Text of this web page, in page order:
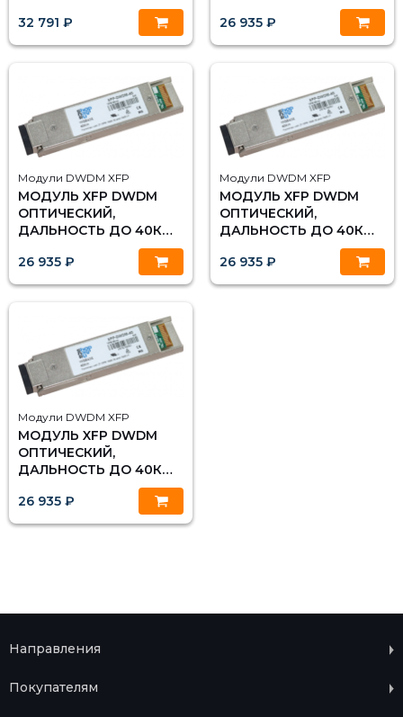
32 791 ₽
26 935 ₽
Модули DWDM XFP
МОДУЛЬ XFP DWDM
ОПТИЧЕСКИЙ,
ДАЛЬНОСТЬ ДО 40КМ
26 935 ₽
Модули DWDM XFP
МОДУЛЬ XFP DWDM
ОПТИЧЕСКИЙ,
ДАЛЬНОСТЬ ДО 40КМ
26 935 ₽
Модули DWDM XFP
МОДУЛЬ XFP DWDM
ОПТИЧЕСКИЙ,
ДАЛЬНОСТЬ ДО 40КМ
26 935 ₽
Направления
Покупателям